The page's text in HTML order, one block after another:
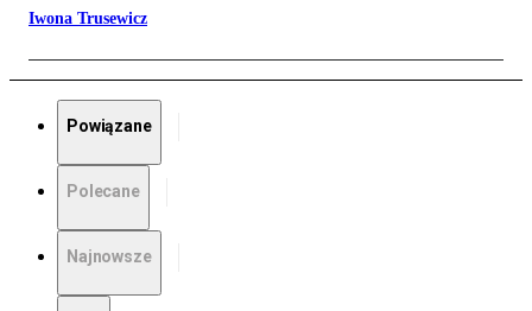
Iwona Trusewicz
Powiązane
Polecane
Najnowsze